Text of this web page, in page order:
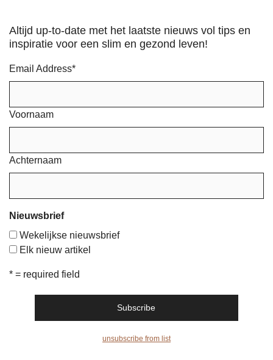
Altijd up-to-date met het laatste nieuws vol tips en
inspiratie voor een slim en gezond leven!
Email Address*
Voornaam
Achternaam
Nieuwsbrief
Wekelijkse nieuwsbrief
Elk nieuw artikel
* = required field
unsubscribe from list